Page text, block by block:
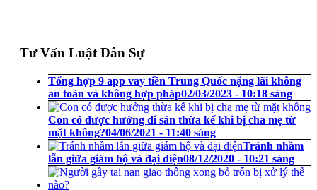
Tư Vấn Luật Dân Sự
Tổng hợp 9 app vay tiền Trung Quốc nặng lãi không
an toàn và không hợp pháp02/03/2023 - 10:18 sáng
Con có được hưởng di sản thừa kế khi bị cha mẹ từ
mặt không?04/06/2021 - 11:40 sáng
Tránh nhầm
lẫn giữa giám hộ và đại diện08/12/2020 - 10:21 sáng